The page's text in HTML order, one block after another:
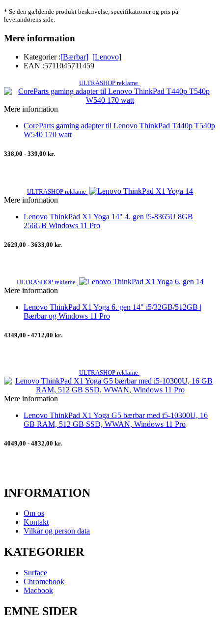
* Se den gældende produkt beskrivelse, specifikationer og pris på
leverandørens side.
Mere information
Kategorier :[Bærbar] [Lenovo]
EAN :5711045711459
ULTRASHOP reklame
Mere information
CoreParts gaming adapter til Lenovo ThinkPad T440p T540p
W540 170 watt
338,00 - 339,00 kr.
ULTRASHOP reklame
Mere information
Lenovo ThinkPad X1 Yoga 14" 4. gen i5-8365U 8GB
256GB Windows 11 Pro
2629,00 - 3633,00 kr.
ULTRASHOP reklame
Mere information
Lenovo ThinkPad X1 Yoga 6. gen 14" i5/32GB/512GB |
Bærbar og Windows 11 Pro
4349,00 - 4712,00 kr.
ULTRASHOP reklame
Mere information
Lenovo ThinkPad X1 Yoga G5 bærbar med i5-10300U, 16
GB RAM, 512 GB SSD, WWAN, Windows 11 Pro
4049,00 - 4832,00 kr.
INFORMATION
Om os
Kontakt
Vilkår og person data
KATEGORIER
Surface
Chromebook
Macbook
EMNE SIDER